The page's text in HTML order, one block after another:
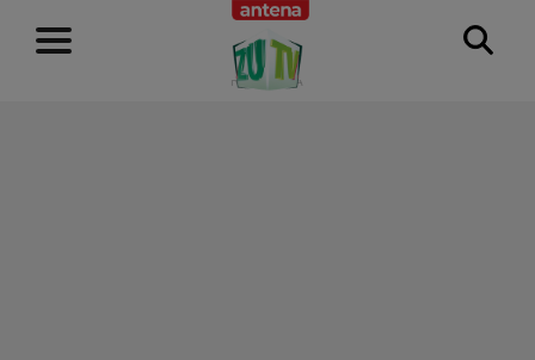
RECLAMĂ